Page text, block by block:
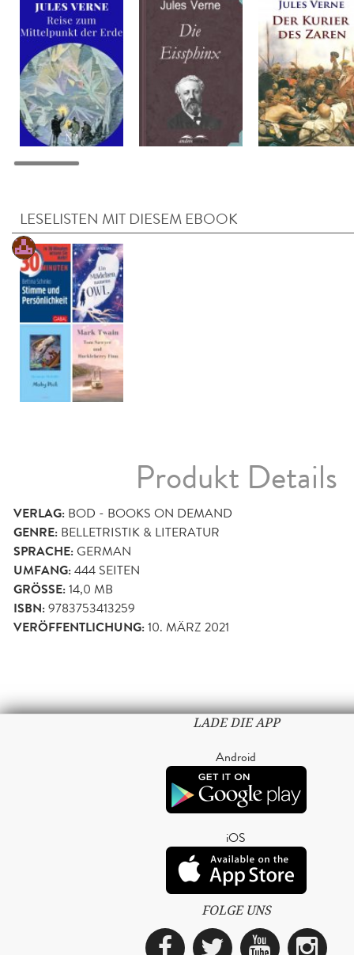
LESELISTEN MIT DIESEM EBOOK
Produkt Details
VERLAG: BOD - BOOKS ON DEMAND
GENRE: BELLETRISTIK & LITERATUR
SPRACHE:GERMAN
UMFANG:444 SEITEN
GRÖSSE: 14,0 MB
ISBN:9783753413259
VERÖFFENTLICHUNG:10. MÄRZ 2021
LADE DIE APP
Android
iOS
FOLGE UNS
Facebook
Twitter